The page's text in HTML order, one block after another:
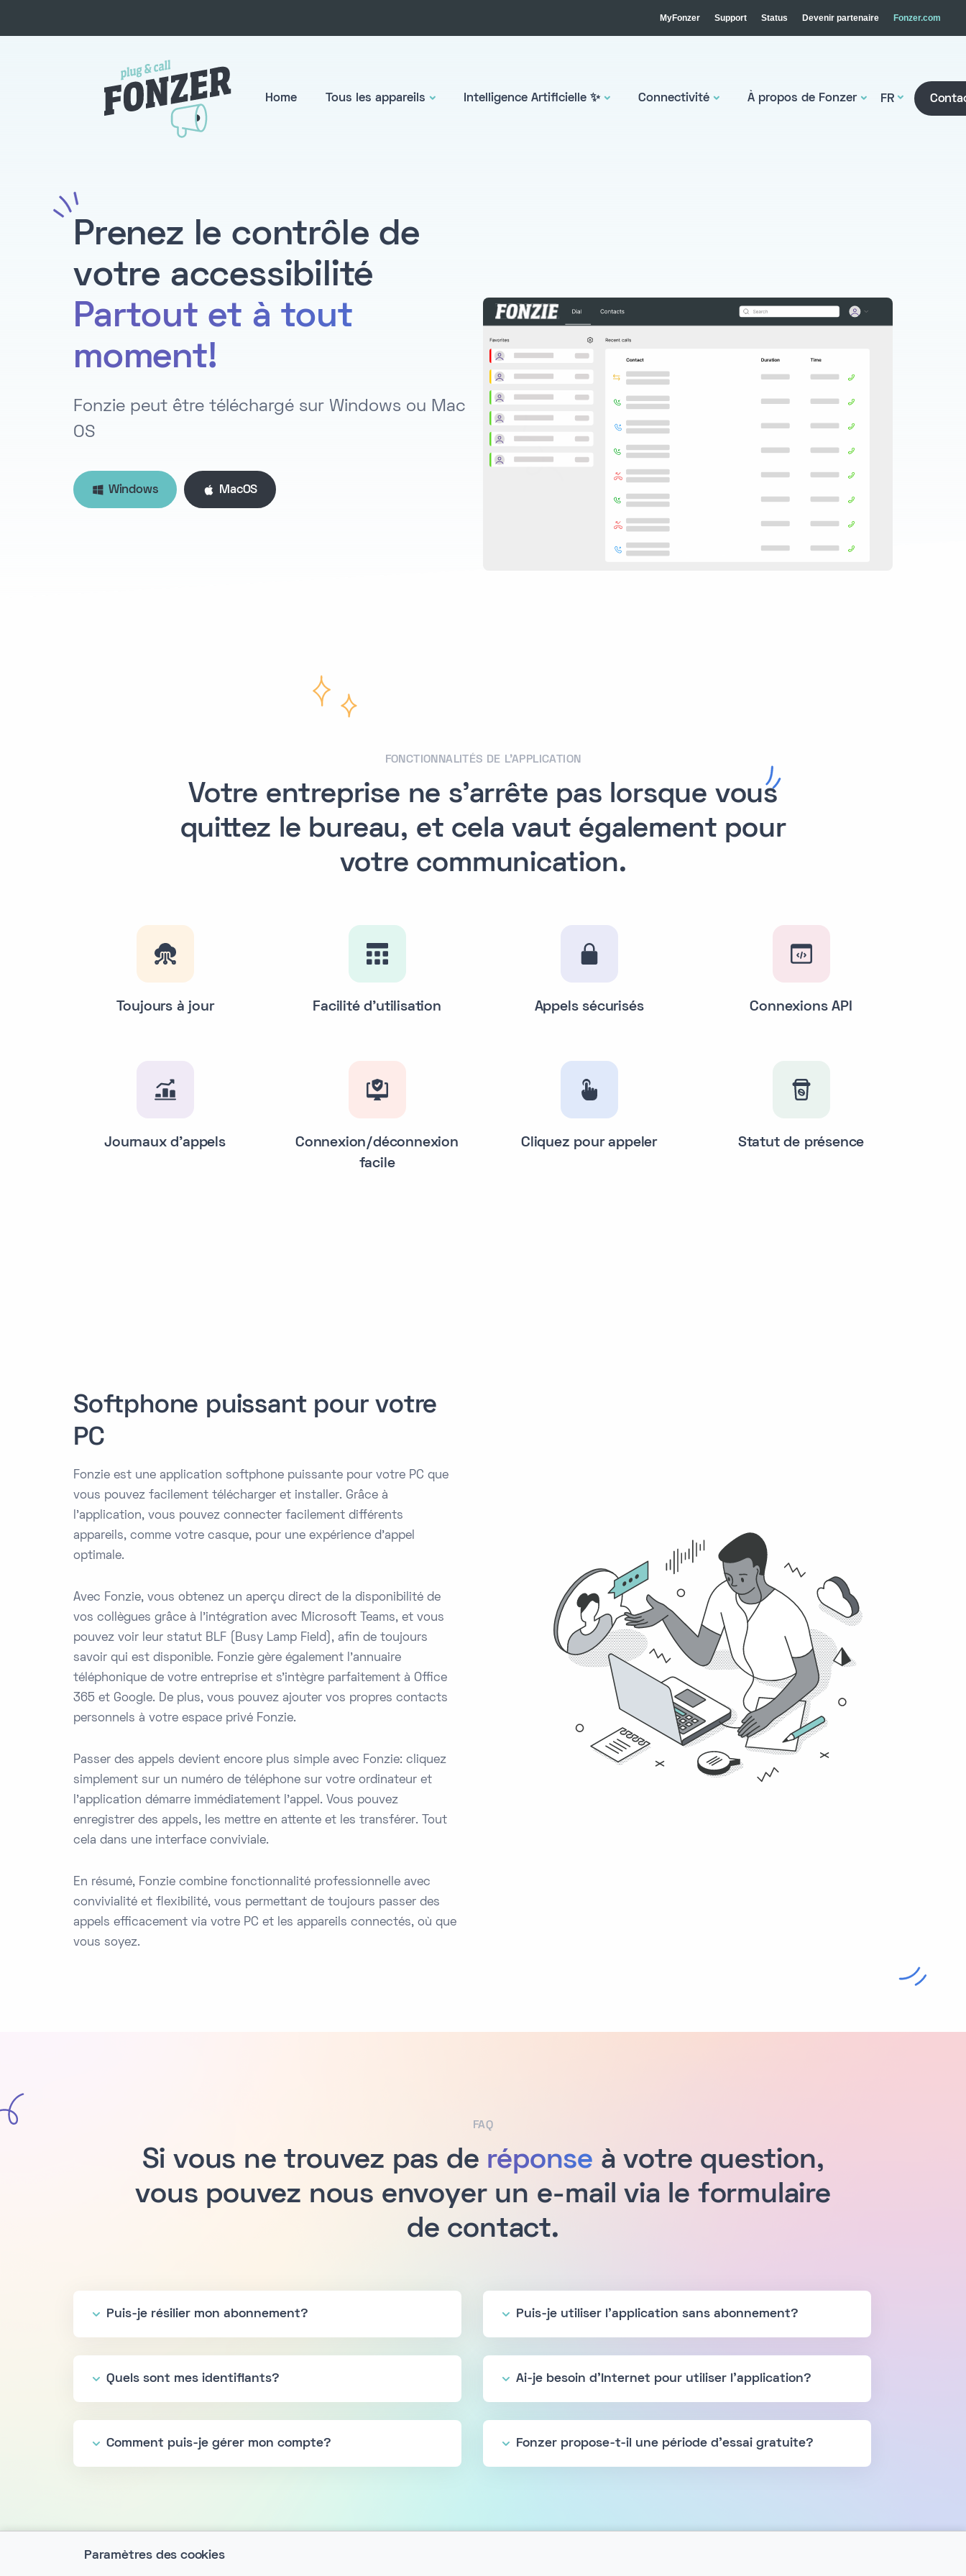
Paramètres des cookies
MyFonzer Support Status Devenir partenaire Fonzer.com
Home Tous les appareils Intelligence Artificielle ✨ Connectivité À propos de Fonzer FR
Prenez le contrôle de
votre accessibilité
Partout et à tout
moment!
Fonzie peut être téléchargé sur Windows ou Mac
OS
Windows MacOS
FONCTIONNALITÉS DE L'APPLICATION
Votre entreprise ne s'arrête pas lorsque vous
quittez le bureau, et cela vaut également pour
votre communication.
Toujours à jour Facilité d'utilisation Appels sécurisés Connexions API
Journaux d'appels
Connexion/déconnexion
facile
Cliquez pour appeler Statut de présence
Softphone puissant pour votre
PC
Fonzie est une application softphone puissante pour votre PC que
vous pouvez facilement télécharger et installer. Grâce à
l'application, vous pouvez connecter facilement différents
appareils, comme votre casque, pour une expérience d'appel
optimale.
Avec Fonzie, vous obtenez un aperçu direct de la disponibilité de
vos collègues grâce à l'intégration avec Microsoft Teams, et vous
pouvez voir leur statut BLF (Busy Lamp Field), afin de toujours
savoir qui est disponible. Fonzie gère également l'annuaire
téléphonique de votre entreprise et s'intègre parfaitement à Office
365 et Google. De plus, vous pouvez ajouter vos propres contacts
personnels à votre espace privé Fonzie.
Passer des appels devient encore plus simple avec Fonzie: cliquez
simplement sur un numéro de téléphone sur votre ordinateur et
l'application démarre immédiatement l'appel. Vous pouvez
enregistrer des appels, les mettre en attente et les transférer. Tout
cela dans une interface conviviale.
En résumé, Fonzie combine fonctionnalité professionnelle avec
convivialité et flexibilité, vous permettant de toujours passer des
appels efficacement via votre PC et les appareils connectés, où que
vous soyez.
FAQ
Si vous ne trouvez pas de réponse à votre question,
vous pouvez nous envoyer un e-mail via le formulaire
de contact.
Puis-je résilier mon abonnement?
Quels sont mes identifiants?
Comment puis-je gérer mon compte?
Puis-je utiliser l'application sans abonnement?
Ai-je besoin d'Internet pour utiliser l'application?
Fonzer propose-t-il une période d'essai gratuite?